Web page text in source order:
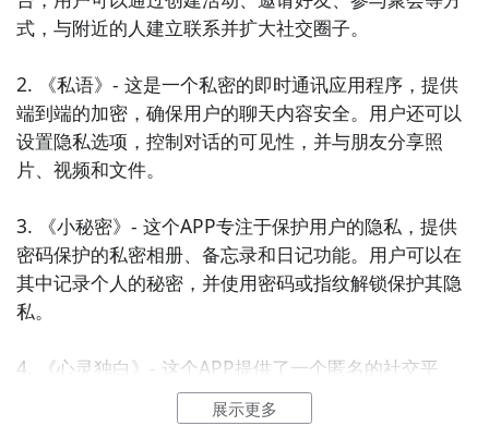
式，与附近的人建立联系并扩大社交圈子。
2. 《私语》- 这是一个私密的即时通讯应用程序，提供
端到端的加密，确保用户的聊天内容安全。用户还可以
设置隐私选项，控制对话的可见性，并与朋友分享照
片、视频和文件。
3. 《小秘密》- 这个APP专注于保护用户的隐私，提供
密码保护的私密相册、备忘录和日记功能。用户可以在
其中记录个人的秘密，并使用密码或指纹解锁保护其隐
私。
4. 《心灵独白》- 这个APP提供了一个匿名的社交平
台，让用户可以无拘束地倾诉自己的心事。用户可以发
布个人的独白、分享经历，并与其他用户互动和支持。
展示更多